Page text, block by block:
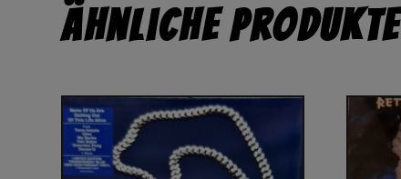
Ähnliche Produkte